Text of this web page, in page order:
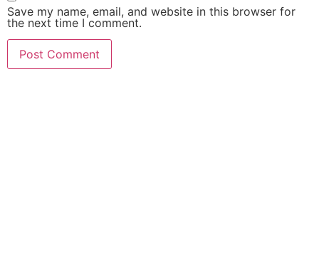
Save my name, email, and website in this browser for
the next time I comment.